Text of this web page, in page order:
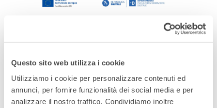
Questo sito web utilizza i cookie
Utilizziamo i cookie per personalizzare contenuti ed
annunci, per fornire funzionalità dei social media e per
analizzare il nostro traffico. Condividiamo inoltre
Dipendenze Digitali: Le Nuove